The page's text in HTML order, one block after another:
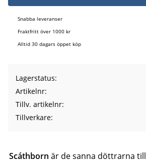
Snabba leveranser
Fraktfritt över 1000 kr
Alltid 30 dagars öppet köp
Lagerstatus
Artikelnr
Tillv. artikelnr
Tillverkare
Scáthborn är de sanna döttrarna till